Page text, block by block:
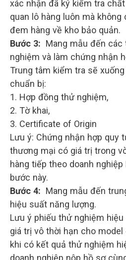
xác nhận đã ký kiểm tra
quan lô hàng luôn mà
đem hàng về kho bảo quản.
Bước 3: Mang mẫu đến
nghiệm và làm chứng nhận
Trung tâm kiểm tra sẽ
chuẩn bị:
1. Hợp đồng thử nghiệm,
2. Tờ khai,
3. Certificate of Origin
Lưu ý: Chứng nhận hợp quy
thương mại có giá trị trong
hàng tiếp theo doanh nghiệp
bước này.
Bước 4: Mang mẫu đến
hiệu suất năng lượng.
Lưu ý phiếu thử nghiệm
giá trị vô thời hạn cho model
khi có kết quả thử nghiệm
doanh nghiệp nộp hồ sơ